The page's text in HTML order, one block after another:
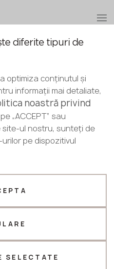
84
partener
Grau
sau sunați-ne
87 84
Designer
vor contacta în
diferite tipuri de
optimiza conținutul și
informații mai detaliate,
noastră privind
„ACCEPT” sau
ul nostru, sunteți de
pe dispozitivul
SELECTATE